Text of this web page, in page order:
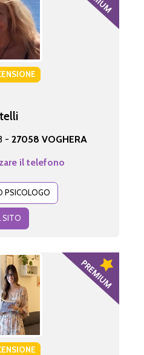
- 27058 VOGHERA
il telefono
PSICOLOGO
SITO